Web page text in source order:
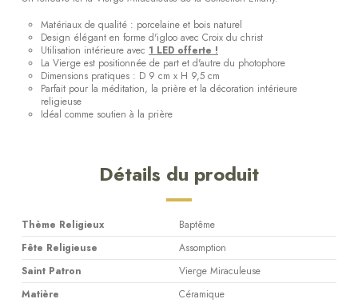
Matériaux de qualité : porcelaine et bois naturel
Design élégant en forme d'igloo avec Croix du christ
Utilisation intérieure avec 1 LED offerte !
La Vierge est positionnée de part et d'autre du photophore
Dimensions pratiques : D 9 cm x H 9,5 cm
Parfait pour la méditation, la prière et la décoration intérieure
religieuse
Idéal comme soutien à la prière
Détails du produit
Thème Religieux
Baptême
Fête Religieuse
Assomption
Saint Patron
Vierge Miraculeuse
Matière
Céramique